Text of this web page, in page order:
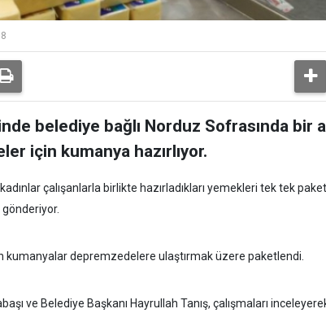
belediye bağlı Norduz Sofrasında bir
için kumanya hazırlıyor.
çalışanlarla birlikte hazırladıkları yemekleri tek tek
kumanyalar depremzedelere ulaştırmak üzere paketlendi.
ve Belediye Başkanı Hayrullah Tanış, çalışmaları